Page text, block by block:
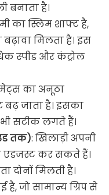
बनाता है।
का स्लिम शाफ्ट है,
मिलता है। इस
स्पीड और कंट्रोल
का अनूठा
बढ़ जाता है। इसका
सटीक लगते हैं।
तक): खिलाड़ी अपनी
एडजस्ट कर सकते हैं।
दोनों मिलती है।
है, जो सामान्य ग्रिप से